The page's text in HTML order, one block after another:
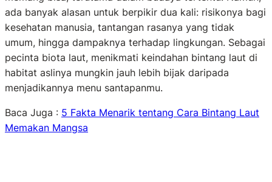
ada banyak alasan untuk berpikir dua kali: risikonya bagi
kesehatan manusia, tantangan rasanya yang tidak
umum, hingga dampaknya terhadap lingkungan. Sebagai
pecinta biota laut, menikmati keindahan bintang laut di
habitat aslinya mungkin jauh lebih bijak daripada
menjadikannya menu santapanmu.
Baca Juga : 5 Fakta Menarik tentang Cara Bintang Laut
Memakan Mangsa